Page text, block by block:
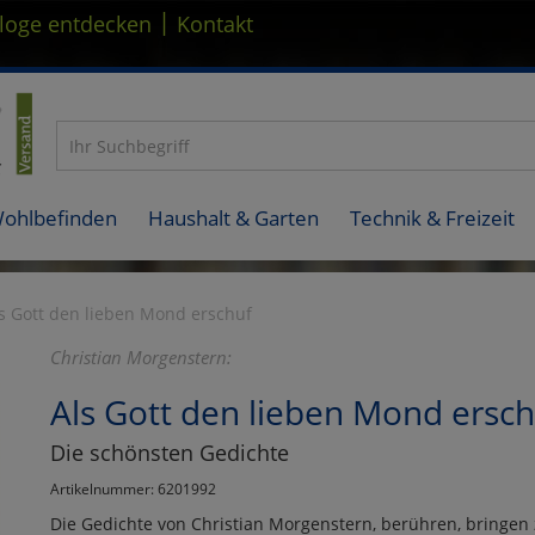
entdecken | Kontakt
Haushalt & Garten Technik & Freizeit
Gott den lieben Mond erschuf
Christian Morgenstern:
Als Gott den lieben Mond
Die schönsten Gedichte
Artikelnummer: 6201992
Die Gedichte von Christian Morgenstern, berühren,